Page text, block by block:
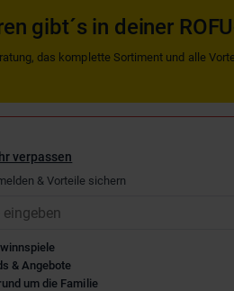
gibt´s in deiner
das komplette Sortiment und alle
verpassen
& Vorteile sichern
& Angebote
um die Familie